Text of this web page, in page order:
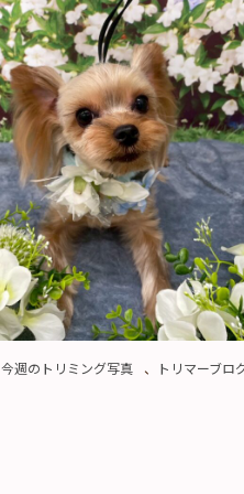
今週のトリミング写真 、 トリマーブロ